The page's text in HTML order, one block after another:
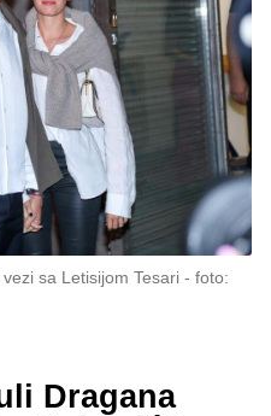
sa Letisijom Tesari
foto:
Dragana